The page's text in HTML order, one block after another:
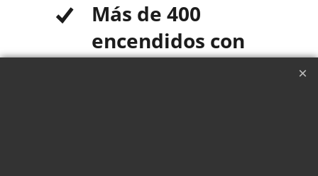
Más de 400
encendidos con